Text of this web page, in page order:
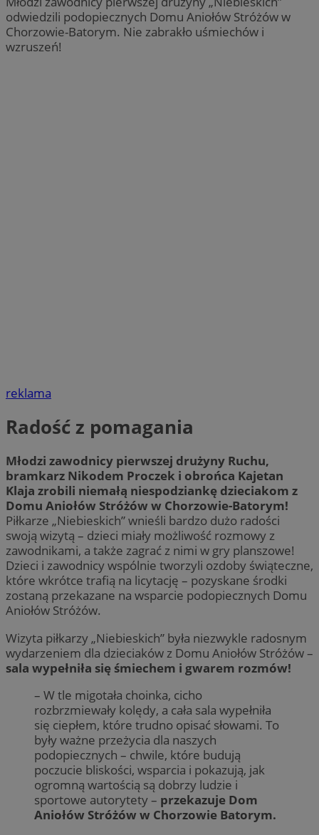
odwiedzili podopiecznych Domu Aniołów Stróżów w
Chorzowie-Batorym. Nie zabrakło uśmiechów i
wzruszeń!
reklama
Radość z pomagania
Młodzi zawodnicy pierwszej drużyny Ruchu,
bramkarz Nikodem Proczek i obrońca Kajetan
Klaja zrobili niemałą niespodziankę dzieciakom z
Domu Aniołów Stróżów w Chorzowie-Batorym!
Piłkarze „Niebieskich” wnieśli bardzo dużo radości
swoją wizytą – dzieci miały możliwość rozmowy z
zawodnikami, a także zagrać z nimi w gry planszowe!
Dzieci i zawodnicy wspólnie tworzyli ozdoby świąteczne,
które wkrótce trafią na licytację – pozyskane środki
zostaną przekazane na wsparcie podopiecznych Domu
Aniołów Stróżów.
Wizyta piłkarzy „Niebieskich” była niezwykle radosnym
wydarzeniem dla dzieciaków z Domu Aniołów Stróżów –
sala wypełniła się śmiechem i gwarem rozmów!
– W tle migotała choinka, cicho
rozbrzmiewały kolędy, a cała sala wypełniła
się ciepłem, które trudno opisać słowami. To
były ważne przeżycia dla naszych
podopiecznych – chwile, które budują
poczucie bliskości, wsparcia i pokazują, jak
ogromną wartością są dobrzy ludzie i
sportowe autorytety – przekazuje Dom
Aniołów Stróżów w Chorzowie Batorym.